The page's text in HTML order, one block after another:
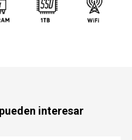
interesar